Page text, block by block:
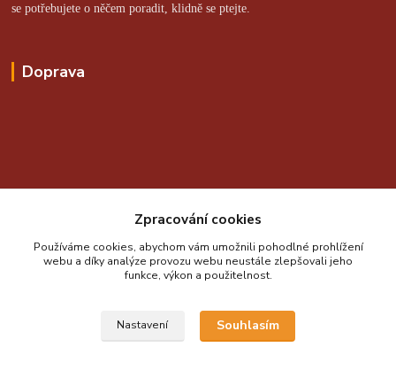
se potřebujete o něčem poradit, klidně se ptejte.
Doprava
Zpracování cookies
Používáme cookies, abychom vám umožnili pohodlné prohlížení
webu a díky analýze provozu webu neustále zlepšovali jeho
funkce, výkon a použitelnost.
Nastavení Souhlasím